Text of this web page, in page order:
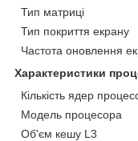
Тип матриці
Тип покриття екрану
Частота оновлення
Характеристики
Кількість ядер
Модель процесора
Об'єм кешу L3